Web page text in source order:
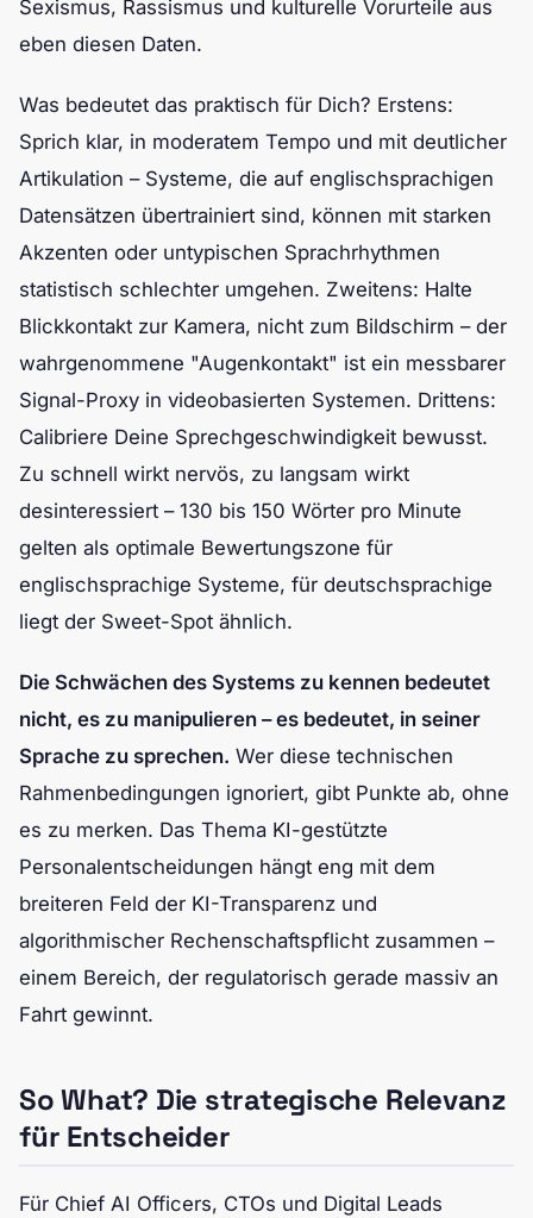
Sexismus, Rassismus und kulturelle Vorurteile aus
eben diesen Daten.
Was bedeutet das praktisch für Dich? Erstens:
Sprich klar, in moderatem Tempo und mit deutlicher
Artikulation – Systeme, die auf englischsprachigen
Datensätzen übertrainiert sind, können mit starken
Akzenten oder untypischen Sprachrhythmen
statistisch schlechter umgehen. Zweitens: Halte
Blickkontakt zur Kamera, nicht zum Bildschirm – der
wahrgenommene "Augenkontakt" ist ein messbarer
Signal-Proxy in videobasierten Systemen. Drittens:
Calibriere Deine Sprechgeschwindigkeit bewusst.
Zu schnell wirkt nervös, zu langsam wirkt
desinteressiert – 130 bis 150 Wörter pro Minute
gelten als optimale Bewertungszone für
englischsprachige Systeme, für deutschsprachige
liegt der Sweet-Spot ähnlich.
Die Schwächen des Systems zu kennen bedeutet
nicht, es zu manipulieren – es bedeutet, in seiner
Sprache zu sprechen. Wer diese technischen
Rahmenbedingungen ignoriert, gibt Punkte ab, ohne
es zu merken. Das Thema KI-gestützte
Personalentscheidungen hängt eng mit dem
breiteren Feld der KI-Transparenz und
algorithmischer Rechenschaftspflicht zusammen –
einem Bereich, der regulatorisch gerade massiv an
Fahrt gewinnt.
So What? Die strategische Relevanz
für Entscheider
Für Chief AI Officers, CTOs und Digital Leads